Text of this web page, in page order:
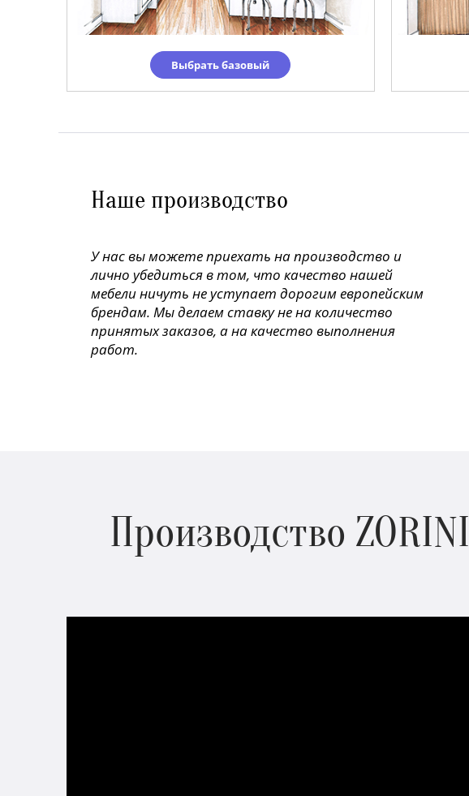
Выбрать базовый
Наше производство
У нас вы можете приехать на производство и
лично убедиться в том, что качество нашей
мебели ничуть не уступает дорогим европейским
брендам. Мы делаем ставку не на количество
принятых заказов, а на качество выполнения
работ.
Производство ZORINI